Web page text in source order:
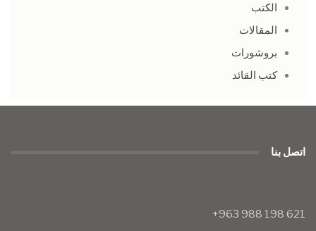
الكتب
المقالات
بروشورات
كتب القائد
اتصل بنا